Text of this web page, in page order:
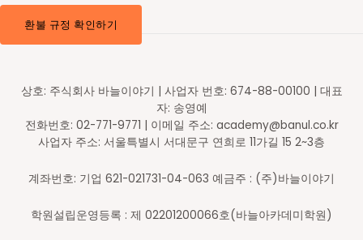
환불 규정 확인하기
상호: 주식회사 바늘이야기 | 사업자 번호: 674-88-00100 | 대표
자: 송영예
전화번호: 02-771-9771 | 이메일 주소: academy@banul.co.kr
사업자 주소: 서울특별시 서대문구 연희로 11가길 15 2~3층
계좌번호: 기업 621-021731-04-063 예금주 : (주)바늘이야기
학원설립운영등록 : 제 02201200066호(바늘아카데미학원)